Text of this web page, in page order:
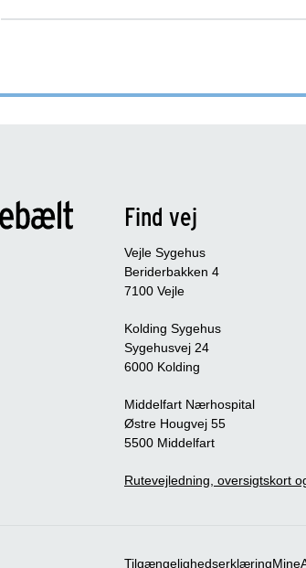
Find vej
Vejle Sygehus
Beriderbakken 4
7100 Vejle
Kolding Sygehus
Sygehusvej 24
6000 Kolding
Middelfart Nærhospital
Østre Hougvej 55
5500 Middelfart
Rutevejledning, oversigtskort
Tilgængelighedserklæring